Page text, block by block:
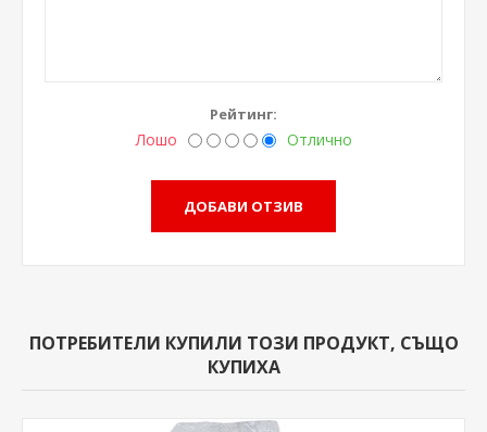
Рейтинг:
Лошо Отлично
ПОТРЕБИТЕЛИ КУПИЛИ ТОЗИ ПРОДУКТ, СЪЩО
КУПИХА